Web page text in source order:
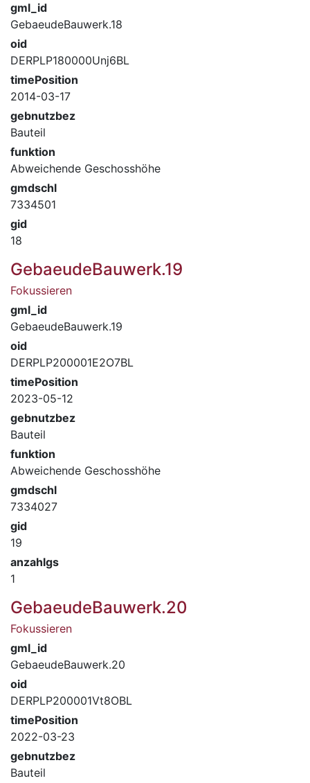
gml_id
GebaeudeBauwerk.18
oid
DERPLP180000Unj6BL
timePosition
2014-03-17
gebnutzbez
Bauteil
funktion
Abweichende Geschosshöhe
gmdschl
7334501
gid
18
GebaeudeBauwerk.19
Fokussieren
gml_id
GebaeudeBauwerk.19
oid
DERPLP200001E2O7BL
timePosition
2023-05-12
gebnutzbez
Bauteil
funktion
Abweichende Geschosshöhe
gmdschl
7334027
gid
19
anzahlgs
1
GebaeudeBauwerk.20
Fokussieren
gml_id
GebaeudeBauwerk.20
oid
DERPLP200001Vt8OBL
timePosition
2022-03-23
gebnutzbez
Bauteil